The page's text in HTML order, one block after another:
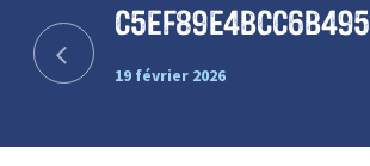
c5ef89e4bcc6b495
19 février 2026